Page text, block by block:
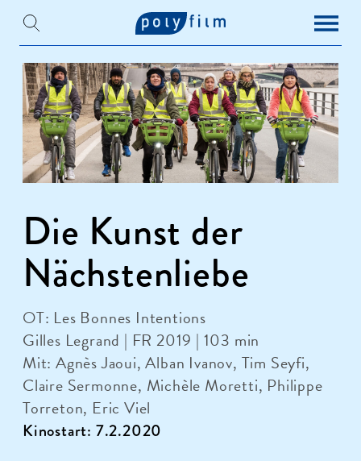
Die Kunst der
Nächstenliebe
OT: Les Bonnes Intentions
Gilles Legrand | FR 2019 | 103 min
Mit: Agnès Jaoui, Alban Ivanov, Tim Seyfi,
Claire Sermonne, Michèle Moretti, Philippe
Torreton, Eric Viel
Kinostart: 7.2.2020